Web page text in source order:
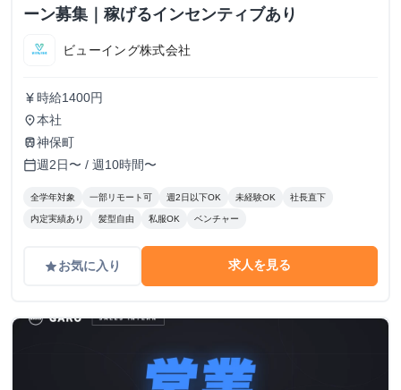
ーン募集｜稼げるインセンティブあり
ビューイング株式会社
currency_yen 時給1400円
place本社
train神保町
calendar_today週2日〜 / 週10時間〜
全学年対象 一部リモート可 週2日以下OK 未経験OK 社長直下
内定実績あり 髪型自由 私服OK ベンチャー
gradeお気に入り 求人を見る